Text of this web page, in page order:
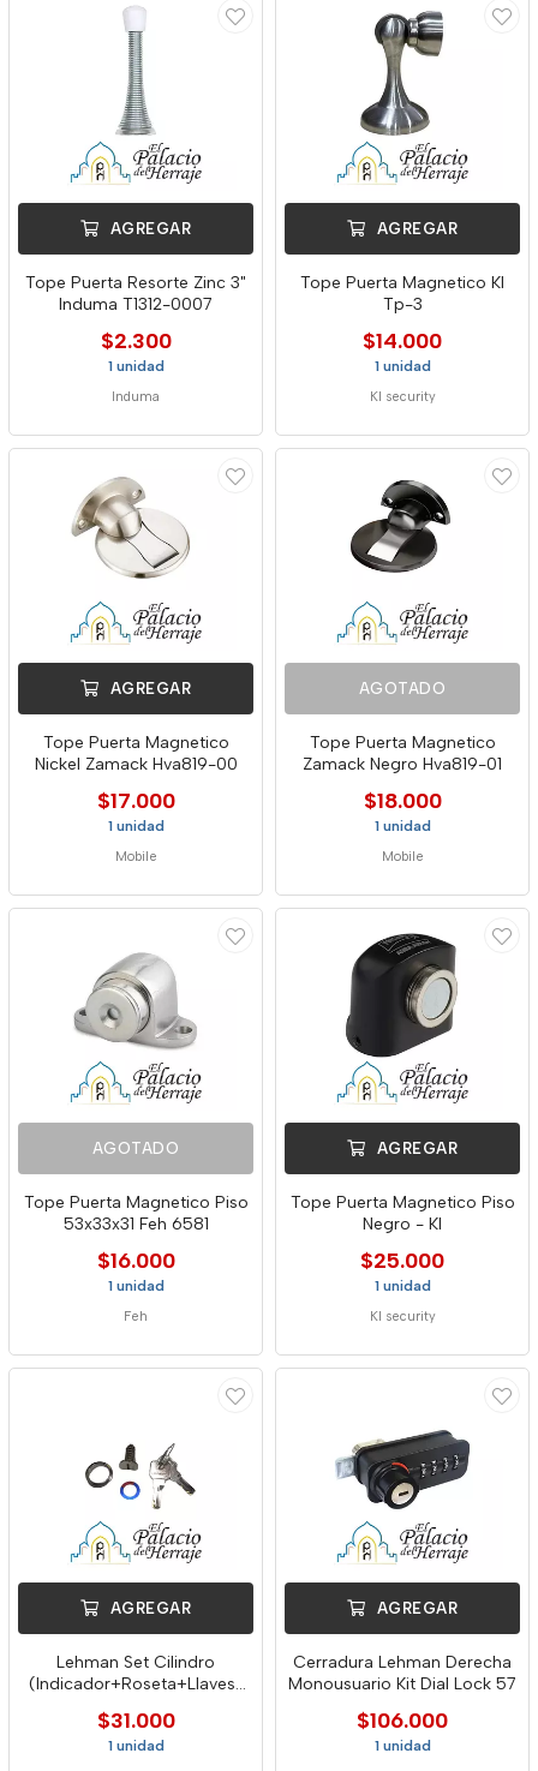
AGREGAR
Tope Puerta Resorte Zinc 3"
Induma T1312-0007
$2.300
1 unidad
Induma
AGREGAR
Tope Puerta Magnetico Kl
Tp-3
$14.000
1 unidad
Kl security
AGREGAR
Tope Puerta Magnetico
Nickel Zamack Hva819-00
$17.000
1 unidad
Mobile
AGOTADO
Tope Puerta Magnetico
Zamack Negro Hva819-01
$18.000
1 unidad
Mobile
AGOTADO
Tope Puerta Magnetico Piso
53x33x31 Feh 6581
$16.000
1 unidad
Feh
AGREGAR
Tope Puerta Magnetico Piso
Negro - Kl
$25.000
1 unidad
Kl security
AGREGAR
Lehman Set Cilindro
(Indicador+Roseta+Llaves)
$31.000
1 unidad
AGREGAR
Cerradura Lehman Derecha
Monousuario Kit Dial Lock 57
$106.000
1 unidad